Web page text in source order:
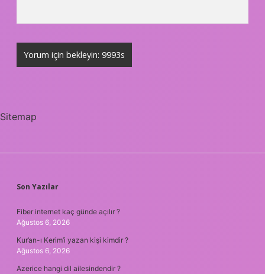
Sitemap
SIDEBAR
Son Yazılar
Fiber internet kaç günde açılır ?
Ağustos 6, 2026
Kur’an-ı Kerim’i yazan kişi kimdir ?
Ağustos 6, 2026
Azerice hangi dil ailesindendir ?